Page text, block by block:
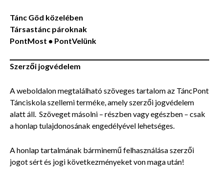
Tánc Göd közelében
Társastánc pároknak
PontMost • PontVelünk
Szerzői jogvédelem
A weboldalon megtalálható szöveges tartalom az TáncPont
Tánciskola szellemi terméke, amely szerzői jogvédelem
alatt áll. Szöveget másolni – részben vagy egészben – csak
a honlap tulajdonosának engedélyével lehetséges.
A honlap tartalmának bárminemű felhasználása szerzői
jogot sért és jogi következményeket von maga után!